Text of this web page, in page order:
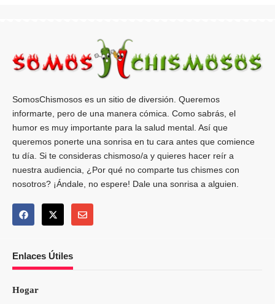
SomosChismosos es un sitio de diversión. Queremos
informarte, pero de una manera cómica. Como sabrás, el
humor es muy importante para la salud mental. Así que
queremos ponerte una sonrisa en tu cara antes que comience
tu día. Si te consideras chismoso/a y quieres hacer reír a
nuestra audiencia, ¿Por qué no comparte tus chismes con
nosotros? ¡Ándale, no espere! Dale una sonrisa a alguien.
Enlaces Útiles
Hogar